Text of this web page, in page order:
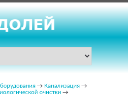
→ Канализация →
очистки →